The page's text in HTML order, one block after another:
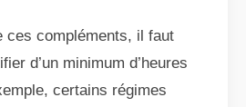
ces compléments, il faut
d’un minimum d’heures
certains régimes